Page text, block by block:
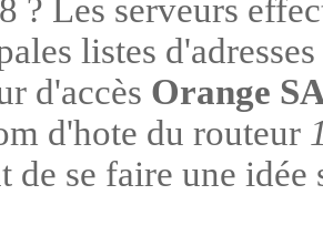
? Les serveurs
listes
d'accès Orange
d'hote du routeur
de se faire une